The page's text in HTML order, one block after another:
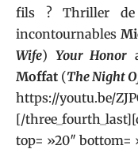
fils ? Thriller de
incontournables
Wife) Your Honor
Moffat (The Night
https://youtu.be/
[/
top= »20″ bottom=